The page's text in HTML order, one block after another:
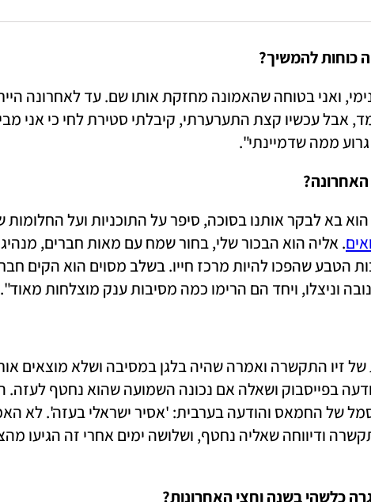
כוחות להמשיך?
ממה שדמיינתי".
וניצלו, ויחד הם הרימו כמה מסיבות ענק מוצלחות מאוד".
כלשהי בשנה וחצי האחרונות?